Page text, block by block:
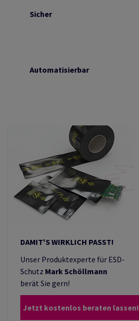
Sicher
Automatisierbar
DAMIT'S WIRKLICH PASST!
Unser Produktexperte für ESD-
Schutz Mark Schöllmann
berät Sie gern!
Jetzt kostenlos beraten lassen!